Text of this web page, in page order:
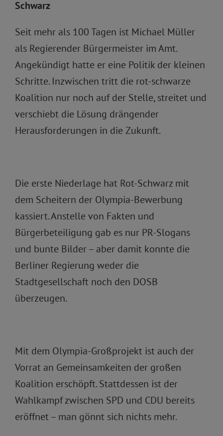
Schwarz
Seit mehr als 100 Tagen ist Michael Müller
als Regierender Bürgermeister im Amt.
Angekündigt hatte er eine Politik der kleinen
Schritte. Inzwischen tritt die rot-schwarze
Koalition nur noch auf der Stelle, streitet und
verschiebt die Lösung drängender
Herausforderungen in die Zukunft.
Die erste Niederlage hat Rot-Schwarz mit
dem Scheitern der Olympia-Bewerbung
kassiert. Anstelle von Fakten und
Bürgerbeteiligung gab es nur PR-Slogans
und bunte Bilder – aber damit konnte die
Berliner Regierung weder die
Stadtgesellschaft noch den DOSB
überzeugen.
Mit dem Olympia-Großprojekt ist auch der
Vorrat an Gemeinsamkeiten der großen
Koalition erschöpft. Stattdessen ist der
Wahlkampf zwischen SPD und CDU bereits
eröffnet – man gönnt sich nichts mehr.